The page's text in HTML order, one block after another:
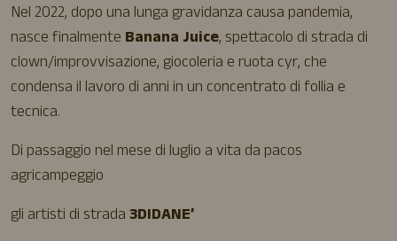
Nel 2022, dopo una lunga gravidanza causa pandemia,
nasce finalmente Banana Juice, spettacolo di strada di
clown/improvvisazione, giocoleria e ruota cyr, che
condensa il lavoro di anni in un concentrato di follia e
tecnica.
Di passaggio nel mese di luglio a vita da pacos
agricampeggio
gli artisti di strada3DIDANE’